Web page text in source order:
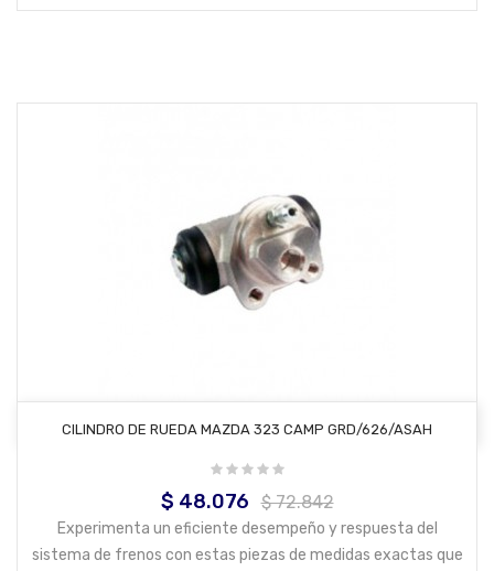
AÑADIR AL CARRITO
CILINDRO DE RUEDA MAZDA 323 CAMP GRD/626/ASAH
Precio
$ 48.076
Precio
base
$ 72.842
Experimenta un eficiente desempeño y respuesta del
sistema de frenos con estas piezas de medidas exactas que